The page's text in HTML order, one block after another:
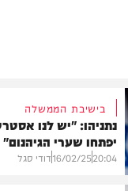
בישיבת הממשלה
נתניהו: "יש לנו
יפתחו שערי הגיהנום"
20:04
16/02/25דודי סגל